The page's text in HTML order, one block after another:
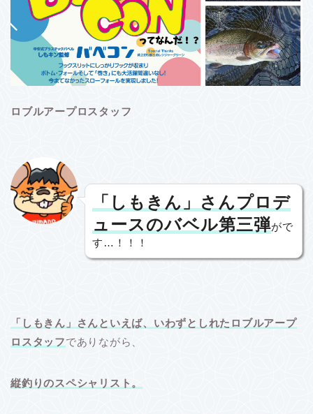
ロブルアープロスタッフ
「しもきん」さんプロデ
ュースのバベル第三弾がで
す…！！！
「しもきん」さんといえば、いわずとしれたロブルアープ
ロスタッフでありながら、
縦釣りのスペシャリスト。